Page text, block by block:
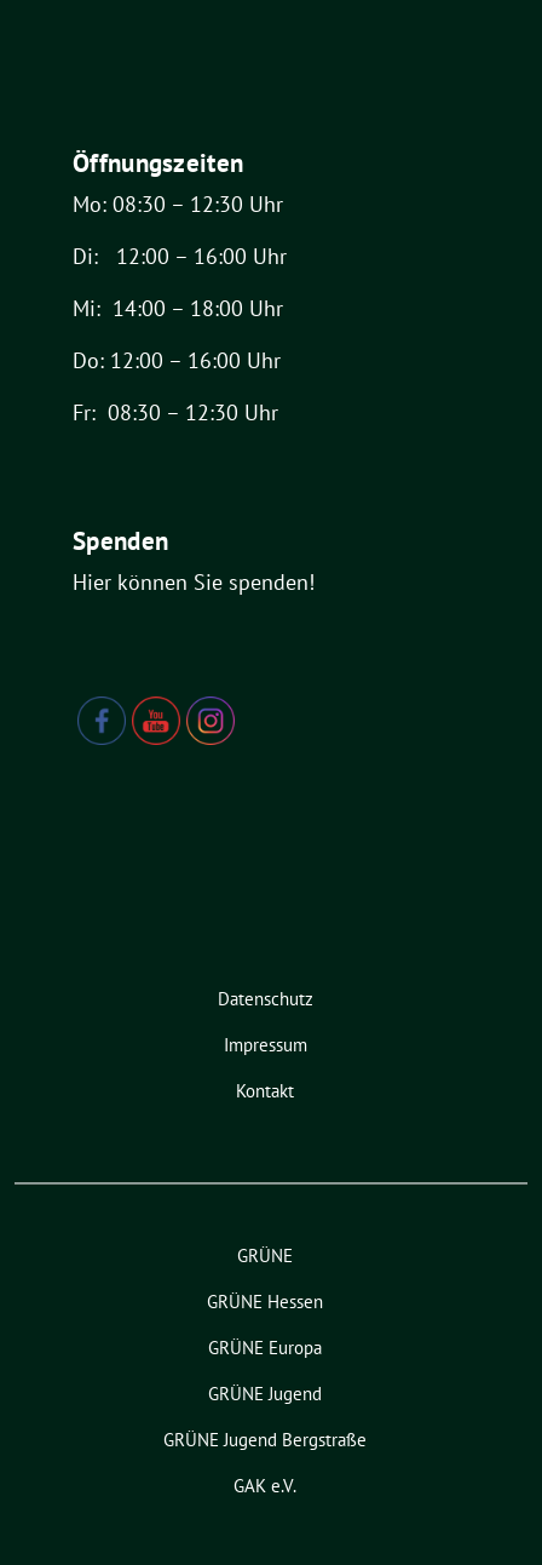
Öffnungszeiten
Mo: 08:30 – 12:30 Uhr
Di: 12:00 – 16:00 Uhr
Mi: 14:00 – 18:00 Uhr
Do: 12:00 – 16:00 Uhr
Fr: 08:30 – 12:30 Uhr
Spenden
Hier können Sie spenden!
Datenschutz
Impressum
Kontakt
GRÜNE
GRÜNE Hessen
GRÜNE Europa
GRÜNE Jugend
GRÜNE Jugend Bergstraße
GAK e.V.